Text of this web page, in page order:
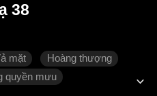
38
mặt
Hoàng thượng
quyền mưu